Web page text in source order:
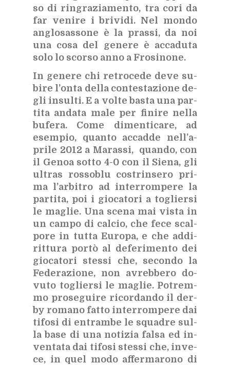
so di rin­gra­zia­men­to, tra cori da
far ve­ni­re i bri­vi­di. Nel mon­do
an­glo­sas­so­ne è la pras­si, da noi
una cosa del ge­ne­re è ac­ca­du­ta
solo lo scor­so anno a Fro­si­no­ne.
In ge­ne­re chi re­tro­ce­de deve su­
bi­re l’on­ta del­la con­te­sta­zio­ne de­
gli in­sul­ti. E a vol­te ba­sta una par­
ti­ta an­da­ta male per fi­ni­re nel­la
bu­fe­ra. Come di­men­ti­ca­re, ad
esem­pio, quan­to ac­cad­de nel­l’a­
pri­le 2012 a Ma­ras­si, quan­do, con
il Ge­noa sot­to 4-0 con il Sie­na, gli
ul­tras ros­so­blu co­strin­se­ro pri­
ma l’ar­bi­tro ad in­ter­rom­pe­re la
par­ti­ta, poi i gio­ca­to­ri a to­glier­si
le ma­glie. Una sce­na mai vi­sta in
un cam­po di cal­cio, che fece scal­
po­re in tut­ta Eu­ro­pa, e che ad­di­
rit­tu­ra por­tò al de­fe­ri­men­to dei
gio­ca­to­ri stes­si che, se­con­do la
Fe­de­ra­zio­ne, non avreb­be­ro do­
vu­to to­glier­si le ma­glie. Po­trem­
mo pro­se­gui­re ri­cor­dan­do il der­
by ro­ma­no fat­to in­ter­rom­pe­re dai
ti­fo­si di en­tram­be le squa­dre sul­
la base di una no­ti­zia fal­sa ed in­
ven­ta­ta dai ti­fo­si stes­si che, in­ve­
ce, in quel modo af­fer­ma­ro­no di